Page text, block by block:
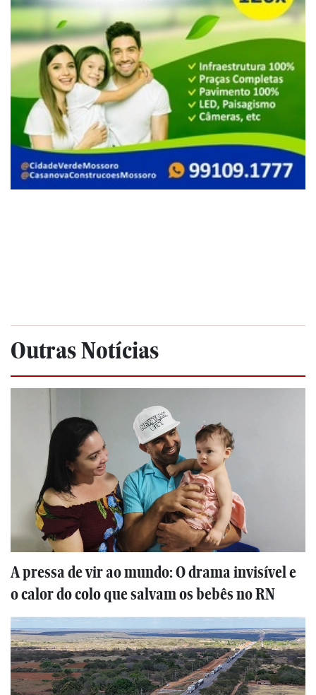
Outras Notícias
A pressa de vir ao mundo: O drama invisível e
o calor do colo que salvam os bebês no RN